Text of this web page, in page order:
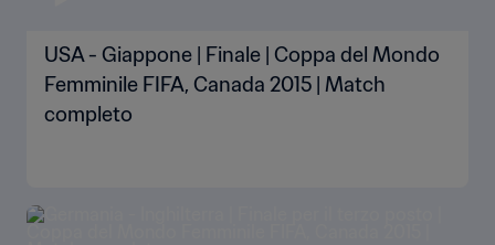
USA - Giappone | Finale | Coppa del Mondo
Femminile FIFA, Canada 2015 | Match
completo